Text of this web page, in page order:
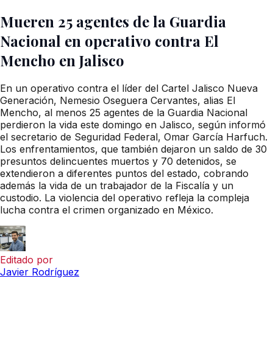
Mueren 25 agentes de la Guardia
Nacional en operativo contra El
Mencho en Jalisco
En un operativo contra el líder del Cartel Jalisco Nueva
Generación, Nemesio Oseguera Cervantes, alias El
Mencho, al menos 25 agentes de la Guardia Nacional
perdieron la vida este domingo en Jalisco, según informó
el secretario de Seguridad Federal, Omar García Harfuch.
Los enfrentamientos, que también dejaron un saldo de 30
presuntos delincuentes muertos y 70 detenidos, se
extendieron a diferentes puntos del estado, cobrando
además la vida de un trabajador de la Fiscalía y un
custodio. La violencia del operativo refleja la compleja
lucha contra el crimen organizado en México.
Editado por
Javier Rodríguez